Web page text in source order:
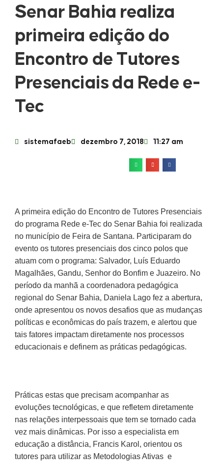
Senar Bahia realiza
primeira edição do
Encontro de Tutores
Presenciais da Rede e-
Tec
sistemafaeb dezembro 7, 2018 11:27 am
A primeira edição do Encontro de Tutores Presenciais
do programa Rede e-Tec do Senar Bahia foi realizada
no município de Feira de Santana. Participaram do
evento os tutores presenciais dos cinco polos que
atuam com o programa: Salvador, Luís Eduardo
Magalhães, Gandu, Senhor do Bonfim e Juazeiro. No
período da manhã a coordenadora pedagógica
regional do Senar Bahia, Daniela Lago fez a abertura,
onde apresentou os novos desafios que as mudanças
políticas e econômicas do país trazem, e alertou que
tais fatores impactam diretamente nos processos
educacionais e definem as práticas pedagógicas.
Práticas estas que precisam acompanhar as
evoluções tecnológicas, e que refletem diretamente
nas relações interpessoais que tem se tornado cada
vez mais dinâmicas. Por isso a especialista em
educação a distância, Francis Karol, orientou os
tutores para utilizar as Metodologias Ativas e